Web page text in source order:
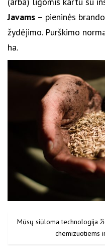
Javams – pieninės
žydėjimo. Purškimo
ha.
Mūsų siūloma technologija
chemizuotiems